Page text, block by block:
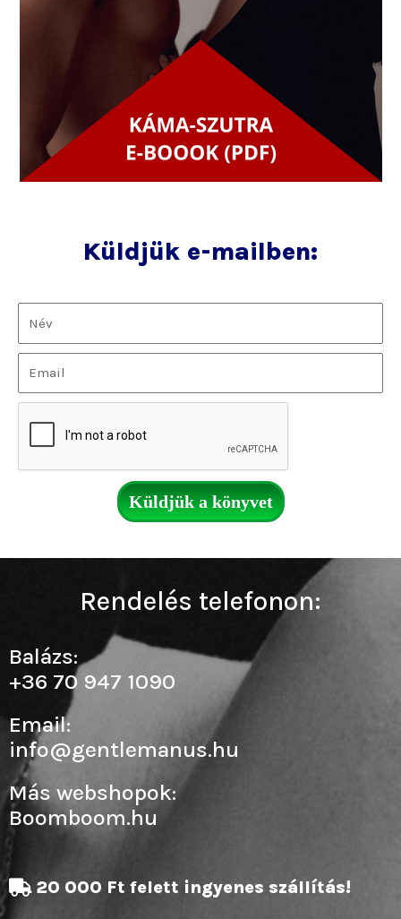
Küldjük e-mailben:
Küldjük a könyvet
20 000 Ft felett ingyenes szállítás!
Rendelés telefonon:
Balázs:
+36 70 947 1090
Email:
info@gentlemanus.hu
Más webshopok:
Boomboom.hu